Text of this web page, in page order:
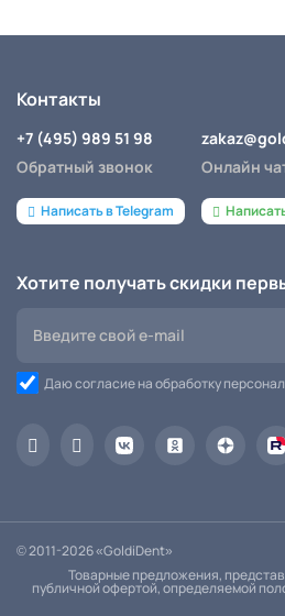
Контакты
+7 (495) 989 51 98
Обратный звонок
Написать в Telegram
Онлайн
Хотите получать скидки
Даю согласие на обработку
© 2011-2026 «GoldiDent»
Товарные предложения,
публичной офертой, определяемой